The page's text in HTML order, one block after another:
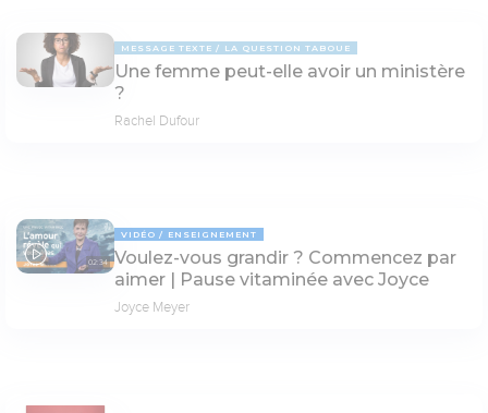
MESSAGE TEXTE LA QUESTION TABOUE
Une femme peut-elle avoir un ministère
?
Rachel Dufour
02:34
VIDÉO ENSEIGNEMENT
Voulez-vous grandir ? Commencez par
aimer | Pause vitaminée avec Joyce
Joyce Meyer